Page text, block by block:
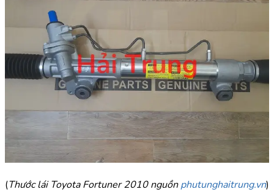
(Thước lái Toyota Fortuner 2010 nguồn phutunghaitrung.vn)